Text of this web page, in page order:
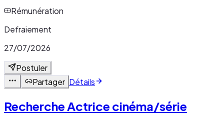
Rémunération
Defraiement
27/07/2026
Postuler
Partager Détails
Recherche Actrice cinéma/série